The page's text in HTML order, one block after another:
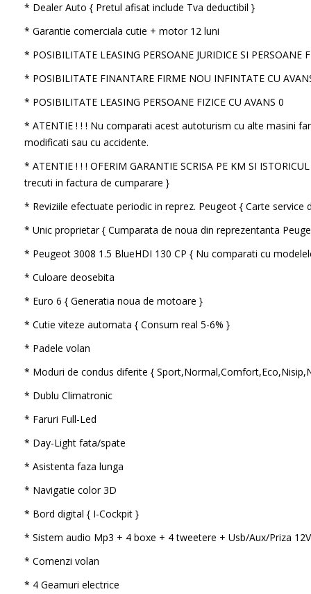
* Dealer Auto { Pretul afisat include Tva deductibil }
* Garantie comerciala cutie + motor 12 luni
* POSIBILITATE LEASING PERSOANE JURIDICE SI PERSOANE
* POSIBILITATE FINANTARE FIRME NOU INFINTATE CU
* POSIBILITATE LEASING PERSOANE FIZICE CU AVANS 0
* ATENTIE ! ! ! Nu comparati acest autoturism cu alte masini
modificati sau cu accidente.
* ATENTIE ! ! ! OFERIM GARANTIE SCRISA PE KM SI
trecuti in factura de cumparare }
* Reviziile efectuate periodic in reprez. Peugeot { Carte service
* Unic proprietar { Cumparata de noua din reprezentanta
* Peugeot 3008 1.5 BlueHDI 130 CP { Nu comparati cu
* Culoare deosebita
* Euro 6 { Generatia noua de motoare }
* Cutie viteze automata { Consum real 5-6% }
* Padele volan
* Moduri de condus diferite {
* Dublu Climatronic
* Faruri Full-Led
* Day-Light fata/spate
* Asistenta faza lunga
* Navigatie color 3D
* Bord digital { I-Cockpit }
* Sistem audio Mp3 + 4 boxe + 4 tweetere + Usb/Aux/Priza 12V
* Comenzi volan
* 4 Geamuri electrice